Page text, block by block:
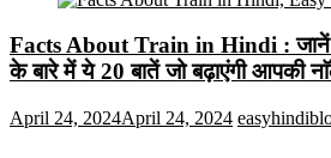
Facts About Train in Hindi : जानें
के बारे में ये 20 बातें जो बढ़ाएंगी आपकी
April 24, 2024April 24, 2024